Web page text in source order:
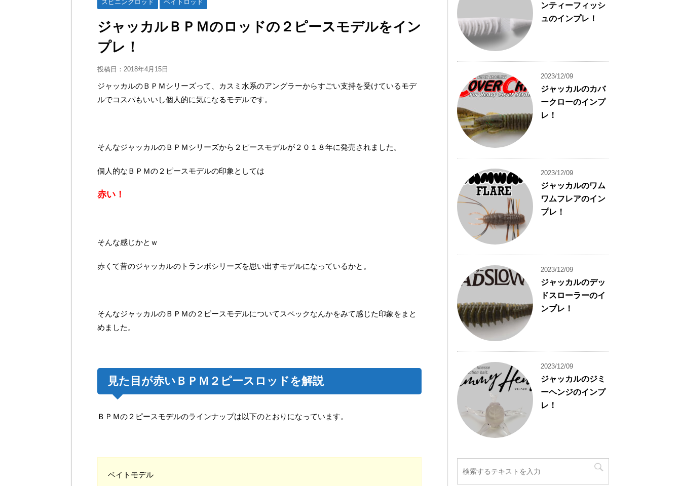
スピニングロッド ベイトロッド
ジャッカルＢＰＭのロッドの２ピースモデルをイン
プレ！
投稿日： 2018年4月15日
ジャッカルのＢＰＭシリーズって、カスミ水系のアングラーからすごい支持を受けているモデ
ルでコスパもいいし個人的に気になるモデルです。
そんなジャッカルのＢＰＭシリーズから２ピースモデルが２０１８年に発売されました。
個人的なＢＰＭの２ピースモデルの印象としては
赤い！
そんな感じかとｗ
赤くて昔のジャッカルのトランポシリーズを思い出すモデルになっているかと。
そんなジャッカルのＢＰＭの２ピースモデルについてスペックなんかをみて感じた印象をまと
めました。
見た目が赤いＢＰＭ２ピースロッドを解説
ＢＰＭの２ピースモデルのラインナップは以下のとおりになっています。
ベイトモデル
ンティーフィッシ
ュのインプレ！
2023/12/09
ジャッカルのカバ
ークローのインプ
レ！
2023/12/09
ジャッカルのワム
ワムフレアのイン
プレ！
2023/12/09
ジャッカルのデッ
ドスローラーのイ
ンプレ！
2023/12/09
ジャッカルのジミ
ーヘンジのインプ
レ！